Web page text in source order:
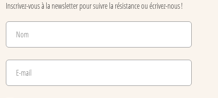
Inscrivez-vous à la newsletter pour suivre la résistance ou écrivez-nous !